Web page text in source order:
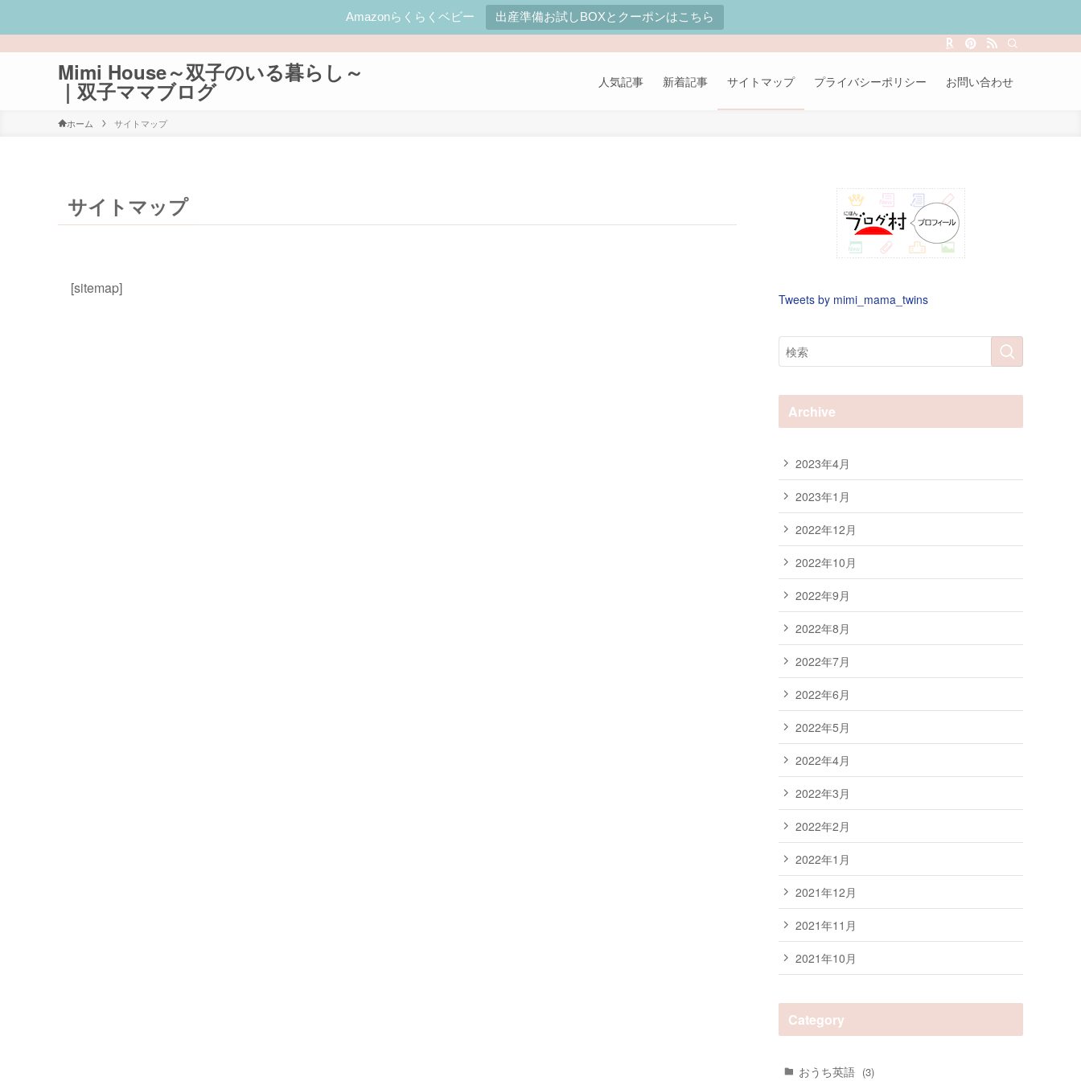
Amazonらくらくベビー 出産準備お試しBOXとクーポンはこちら
Mimi House～双子のいる暮らし～
｜双子ママブログ 人気記事 新着記事 サイトマップ プライバシーポリシー お問い合わせ
ホーム サイトマップ
サイトマップ
[sitemap]
Tweets by mimi_mama_twins
Archive
2023年4月
2023年1月
2022年12月
2022年10月
2022年9月
2022年8月
2022年7月
2022年6月
2022年5月
2022年4月
2022年3月
2022年2月
2022年1月
2021年12月
2021年11月
2021年10月
Category
おうち英語 (3)